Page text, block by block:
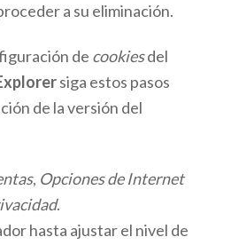
a su eliminación.
de cookiesdel
siga estos pasos
de la versión del
, Opciones de Internet
.
hasta ajustar el nivel de